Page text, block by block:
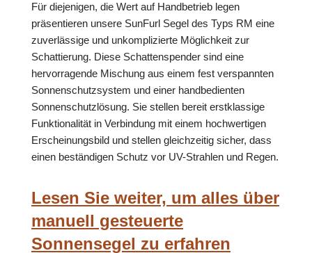
Für diejenigen, die Wert auf Handbetrieb legen
präsentieren unsere SunFurl Segel des Typs RM eine
zuverlässige und unkomplizierte Möglichkeit zur
Schattierung. Diese Schattenspender sind eine
hervorragende Mischung aus einem fest verspannten
Sonnenschutzsystem und einer handbedienten
Sonnenschutzlösung. Sie stellen bereit erstklassige
Funktionalität in Verbindung mit einem hochwertigen
Erscheinungsbild und stellen gleichzeitig sicher, dass
einen beständigen Schutz vor UV-Strahlen und Regen.
Lesen Sie weiter, um alles über
manuell gesteuerte
Sonnensegel zu erfahren